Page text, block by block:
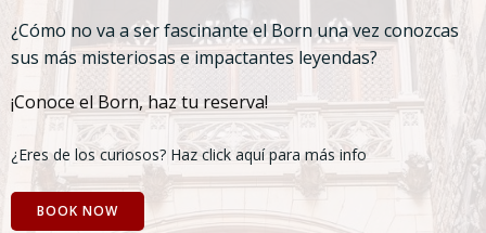
¿Cómo no va a ser fascinante el Born una vez conozcas
sus más misteriosas e impactantes leyendas?
¡Conoce el Born, haz tu reserva!
¿Eres de los curiosos? Haz click aquí para más info
BOOK NOW